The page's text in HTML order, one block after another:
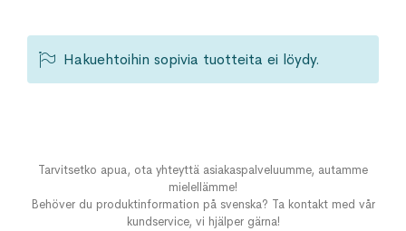
Hakuehtoihin sopivia tuotteita ei löydy.
Tarvitsetko apua, ota yhteyttä asiakaspalveluumme, autamme
mielellämme!
Behöver du produktinformation på svenska? Ta kontakt med vår
kundservice, vi hjälper gärna!